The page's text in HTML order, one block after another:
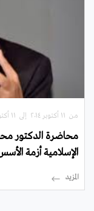
من ۱۱ أكتوبر ۲۰۱٤ إلى ۱۱ أكتوبر ۲۰۱٤
محاضرة الدكتور
الإسلامية أزمة
المزيد